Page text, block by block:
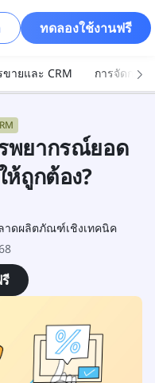
ทดลองใช้งานฟรี
ขายและ CRM การจัดการ
พยากรณ์ยอด
ห้ถูกต้อง?
าดผลิตภัณฑ์เชิงเทคนิค